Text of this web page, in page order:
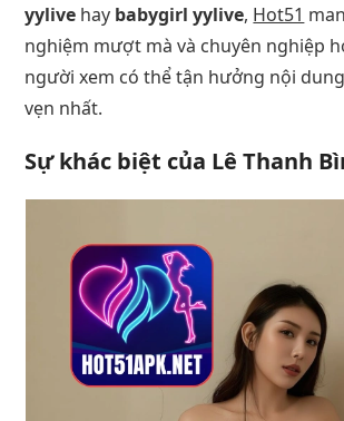
yylive hay babygirl yylive, Hot51
nghiệm mượt mà và chuyên nghiệp
người xem có thể tận hưởng nội
vẹn nhất.
Sự khác biệt của Lê Thanh